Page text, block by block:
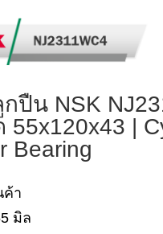
ปืน NSK
55x120x43 |
Bearing
ค้า
มิล